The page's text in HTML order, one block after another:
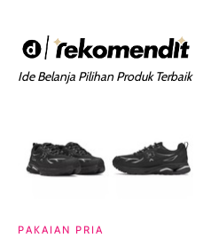
Ide Belanja Pilihan Produk Terbaik
PAKAIAN PRIA